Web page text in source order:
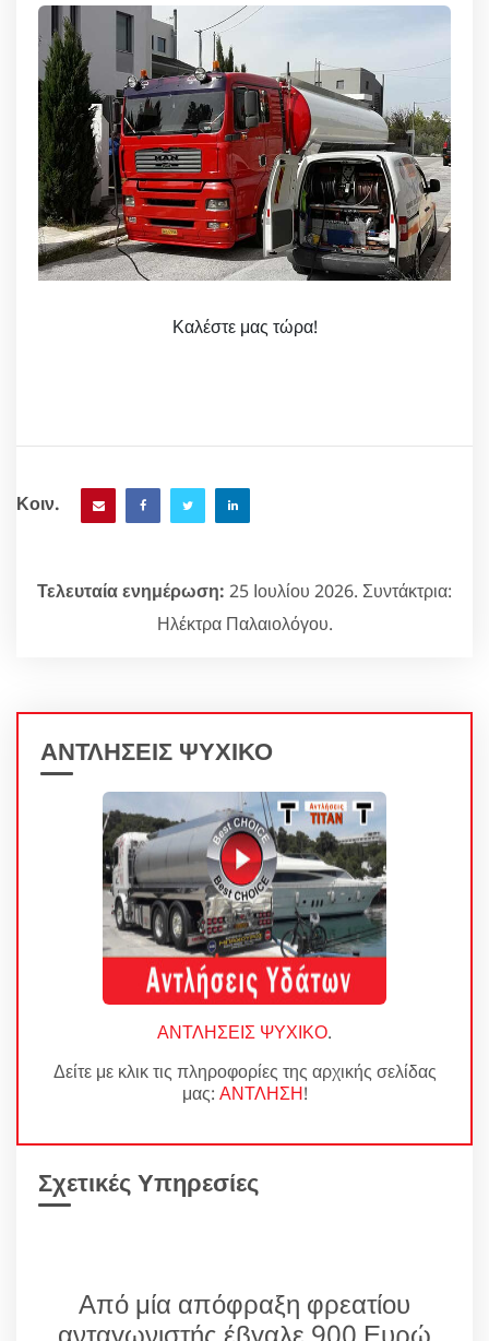
Καλέστε μας τώρα!
Κοιν.
Τελευταία ενημέρωση: 25 Ιουλίου 2026. Συντάκτρια:
Ηλέκτρα Παλαιολόγου.
ΑΝΤΛΗΣΕΙΣ ΨΥΧΙΚΟ
ΑΝΤΛΗΣΕΙΣ ΨΥΧΙΚΟ.
Δείτε με κλικ τις πληροφορίες της αρχικής σελίδας
μας: ΑΝΤΛΗΣΗ!
Σχετικές Υπηρεσίες
Από μία απόφραξη φρεατίου
ανταγωνιστής έβγαλε 900 Ευρώ